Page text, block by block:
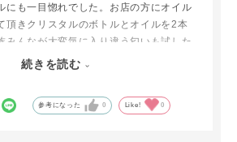
にも一目惚れでした。お店の方にオイル
頂きクリスタルのボトルとオイルを2本
みんなが大変気に入り違う匂いも試した
店舗をみつけオイルを2本購入しまし
います。アロマオイルのワークショップ
続きを読む
参考になった 0 Like! 0